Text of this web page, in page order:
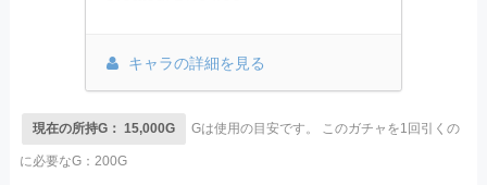
キャラの詳細を見る
現在の所持G： 15,000G Gは使用の目安です。 このガチャを1回引くの
に必要なG：200G